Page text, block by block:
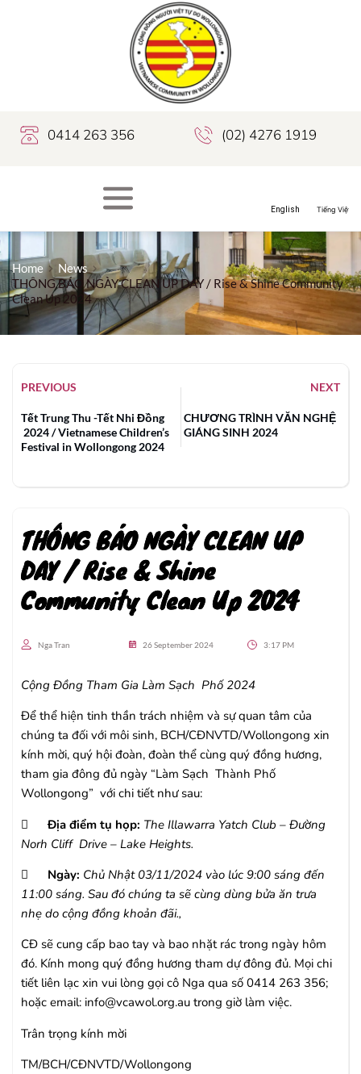
0414 263 356 (02) 4276 1919
Home
News
THÔNG BÁO NGÀY CLEAN UP DAY / Rise & Shine Community
Clean Up 2024
PREVIOUS NEXT
Tết Trung Thu -Tết Nhi Đồng
2024 / Vietnamese Children’s
Festival in Wollongong 2024
CHƯƠNG TRÌNH VĂN NGHỆ
GIÁNG SINH 2024
THÔNG BÁO NGÀY CLEAN UP
DAY / Rise & Shine
Community Clean Up 2024
Nga Tran 26 September 2024 3:17 PM
Cộng Đồng Tham Gia Làm Sạch Phố2024
Để thể hiện tinh thần trách nhiệm và sự quan tâm của
chúng ta đối với môi sinh, BCH/CĐNVTD/Wollongong xin
kính mời, quý hội đoàn, đoàn thể cùng quý đồng hương,
tham gia đông đủ ngày “Làm Sạch Thành Phố
Wollongong” với chi tiết như sau:
Địa điểm tụ họp: The Illawarra Yatch Club – Đường
Norh Cliff Drive – Lake Heights.
 Ngày: Chủ Nhật 03/11/2024 vào lúc 9:00 sáng đến
11:00 sáng. Sau đó chúng ta sẽ cùng dùng bửa ăn trưa
nhẹ do cộng đồng khoản đãi.,
CĐ sẽ cung cấp bao tay và bao nhặt rác trong ngày hôm
đó. Kính mong quý đồng hương tham dự đông đủ. Mọi chi
tiết liên lạc xin vui lòng gọi cô Nga qua số 0414 263 356;
hoặc email: info@vcawol.org.au trong giờ làm việc.
Trân trọng kính mời
TM/BCH/CĐNVTD/Wollongong